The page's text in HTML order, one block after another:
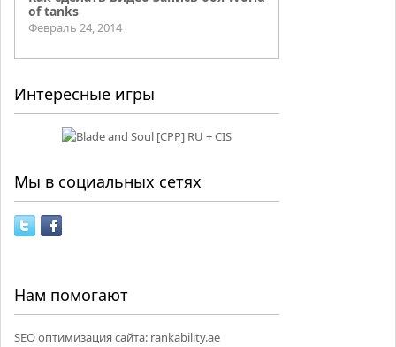
of tanks
Февраль 24, 2014
Интересные игры
Мы в социальных сетях
Нам помогают
SEO оптимизация сайта: rankability.ae